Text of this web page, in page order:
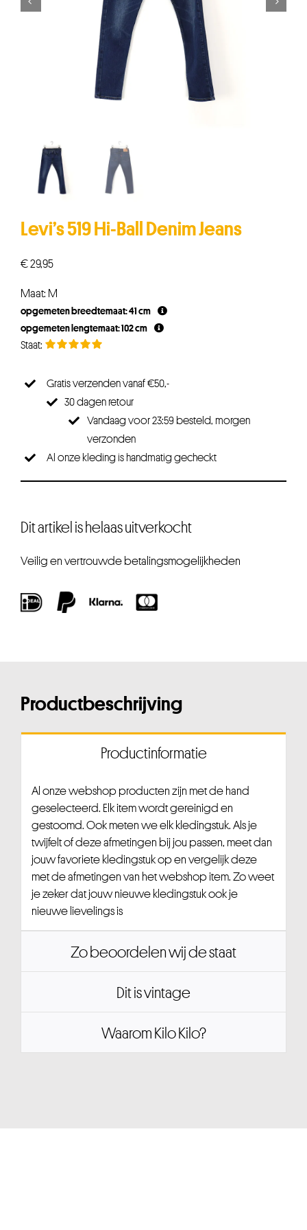
Levi’s 519 Hi-Ball Denim Jeans
€29,95
Maat: M
opgemeten breedtemaat: 41 cm
opgemeten lengtemaat: 102 cm
Gratis verzenden vanaf €50,-
30 dagen retour
Vandaag voor 23:59 besteld, morgen
verzonden
Al onze kleding is handmatig gecheckt
Dit artikel is helaas uitverkocht
Veilig en vertrouwde betalingsmogelijkheden
Productbeschrijving
Productinformatie
Al onze webshop producten zijn met de hand
geselecteerd. Elk item wordt gereinigd en
gestoomd. Ook meten we elk kledingstuk. Als je
twijfelt of deze afmetingen bij jou passen, meet dan
jouw favoriete kledingstuk op en vergelijk deze
met de afmetingen van het webshop item. Zo weet
je zeker dat jouw nieuwe kledingstuk ook je
nieuwe lievelings is
Zo beoordelen wij de staat
Dit is vintage
Waarom Kilo Kilo?